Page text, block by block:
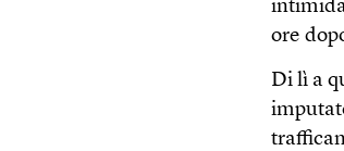
ore
Di lì a